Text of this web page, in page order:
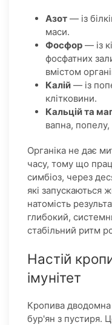
Азот — із
маси.
Фосфор — із
фосфатних
вмістом
Калій — із
клітковини.
Кальцій та
вапна,
Органіка не дає
часу, тому що
симбіоз, через
які запускаються
натомість
глибокий,
стабільний ритм
Настій
імунітет
Кропива
бур'ян з пустиря.